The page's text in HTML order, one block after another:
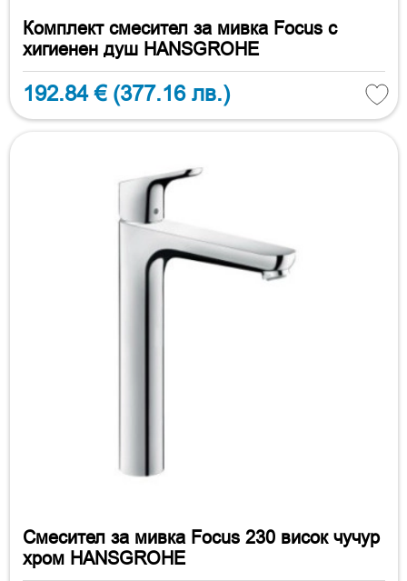
Комплект смесител за мивка Focus с
хигиенен душ HANSGROHE
192.84 € (377.16 лв.)
Смесител за мивка Focus 230 висок чучур
хром HANSGROHE